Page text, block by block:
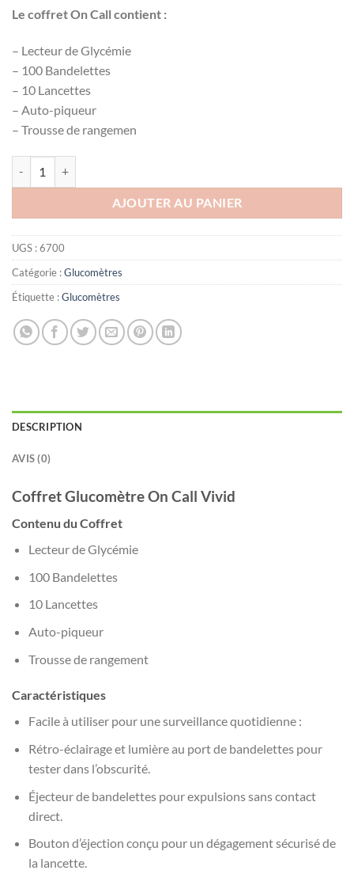
Le coffret On Call contient :
– Lecteur de Glycémie
– 100 Bandelettes
– 10 Lancettes
– Auto-piqueur
– Trousse de rangemen
AJOUTER AU PANIER
UGS :6700
Catégorie :Glucomètres
Étiquette :Glucomètres
DESCRIPTION
AVIS (0)
Coffret Glucomètre On Call Vivid
Contenu du Coffret
Lecteur de Glycémie
100 Bandelettes
10 Lancettes
Auto-piqueur
Trousse de rangement
Caractéristiques
Facile à utiliser pour une surveillance quotidienne :
Rétro-éclairage et lumière au port de bandelettes pour
tester dans l’obscurité.
Éjecteur de bandelettes pour expulsions sans contact
direct.
Bouton d’éjection conçu pour un dégagement sécurisé de
la lancette.